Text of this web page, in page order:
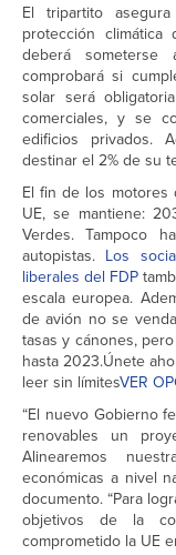
El tripartito
protección climática
deberá
comprobará si
solar será
comerciales, y se
edificios privados.
destinar el 2% de su
El fin de los motores
UE, se mantiene:
Verdes. Tampoco
autopistas. Los
liberales del FDP
escala europea.
de avión no se
tasas y cánones,
hasta 2023.Únete
leer sin límitesVER
“El nuevo Gobierno
renovables un
Alinearemos
económicas a nivel
documento. “Para
objetivos de la
comprometido la UE